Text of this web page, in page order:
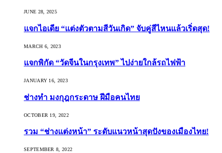
JUNE 28, 2025
แจกไอเดีย “แต่งตัวตามสีวันเกิด” จับคู่สีไหนแล้วเริ่ดสุด!
MARCH 6, 2023
แจกพิกัด “วัดจีนในกรุงเทพ” ไปง่ายใกล้รถไฟฟ้า
JANUARY 16, 2023
ช่างทำ มงกุฎกระดาษ ฝีมือคนไทย
OCTOBER 19, 2022
รวม “ช่างแต่งหน้า” ระดับแนวหน้าสุดปังของเมืองไทย!
SEPTEMBER 8, 2022